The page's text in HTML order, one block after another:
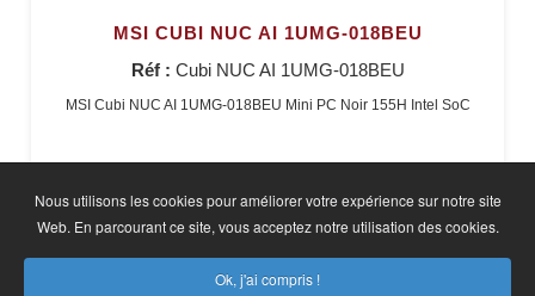
MSI CUBI NUC AI 1UMG-018BEU
Réf : Cubi NUC AI 1UMG-018BEU
MSI Cubi NUC AI 1UMG-018BEU Mini PC Noir 155H Intel SoC
Prix : 699,90 €
Prix HT : 583,25 €
Nous utilisons les cookies pour améliorer votre expérience sur notre site
Web. En parcourant ce site, vous acceptez notre utilisation des cookies.
Ok, j'ai compris !